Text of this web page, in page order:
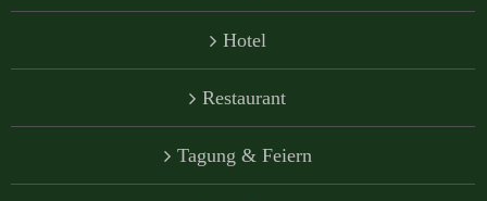
Hotel
Restaurant
Tagung & Feiern